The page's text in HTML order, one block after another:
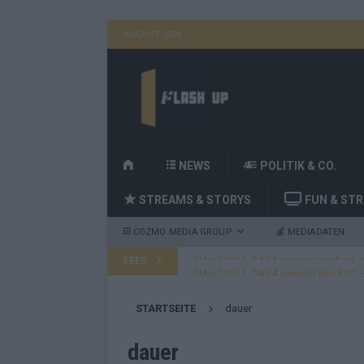
AUGUST 2026
H
M
E
NEWS POLITIK & CO.
STREAMS & STORYS FUN &
COZMO MEDIA GROUP MEDIADATEN
FEED [ Mai 2026 ] DARA gewinnt den ESC
STARTSEITE dauer
dauer